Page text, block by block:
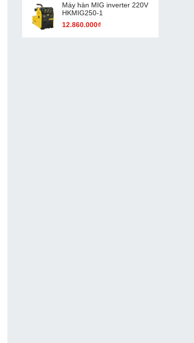
Máy hàn MIG inverter 220V
HKMIG250-1
12.860.000₫